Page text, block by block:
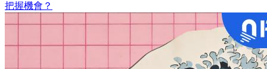
把握機會？